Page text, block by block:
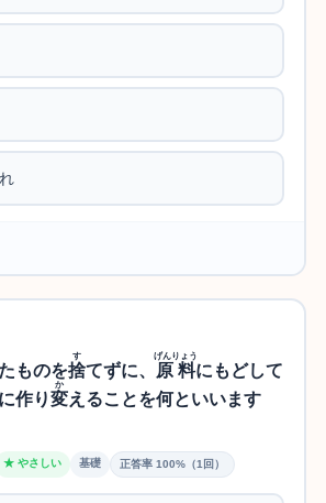
ものを捨
す
てずに、 原料
げんりょう
にもどして
作り変
か
えることを何といいます
★ やさしい 基礎 正答率 100%（1回）